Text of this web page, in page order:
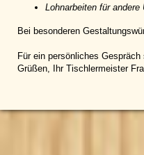
Lohnarbeiten für
Bei besonderen
Für ein persönliches
Grüßen, Ihr Tischlermeister